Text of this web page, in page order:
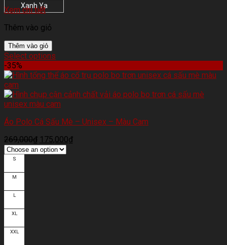
Xanh Ya
Xem chi tiết
Thêm vào giỏ
Thêm vào giỏ
Select options
-35%
Áo Polo Cá Sấu Mè – Unisex – Màu Cam
269,000₫ 175,000₫
S
M
L
XL
XXL